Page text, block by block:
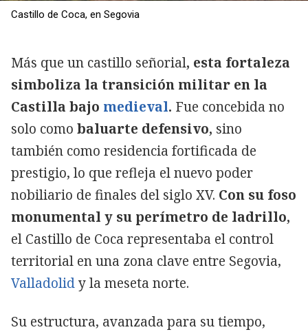
Castillo de Coca, en Segovia
Más que un castillo señorial, esta fortaleza
simboliza la transición militar en la
Castilla bajo medieval. Fue concebida no
solo como baluarte defensivo, sino
también como residencia fortificada de
prestigio, lo que refleja el nuevo poder
nobiliario de finales del siglo XV. Con su foso
monumental y su perímetro de ladrillo,
el Castillo de Coca representaba el control
territorial en una zona clave entre Segovia,
Valladolidy la meseta norte.
Su estructura, avanzada para su tiempo,